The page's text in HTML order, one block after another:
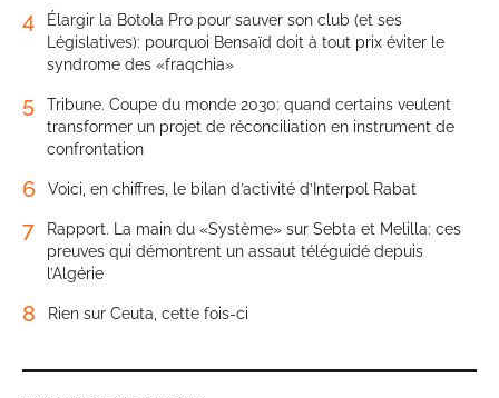
4
Élargir la Botola Pro pour sauver son club (et ses
Législatives): pourquoi Bensaïd doit à tout prix éviter le
syndrome des «fraqchia»
5
Tribune. Coupe du monde 2030: quand certains veulent
transformer un projet de réconciliation en instrument de
confrontation
6 Voici, en chiffres, le bilan d’activité d’Interpol Rabat
7
Rapport. La main du «Système» sur Sebta et Melilla: ces
preuves qui démontrent un assaut téléguidé depuis
l’Algérie
8 Rien sur Ceuta, cette fois-ci